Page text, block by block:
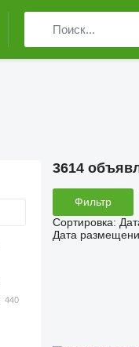
3614
Фильтр
Сортировка:
Дата